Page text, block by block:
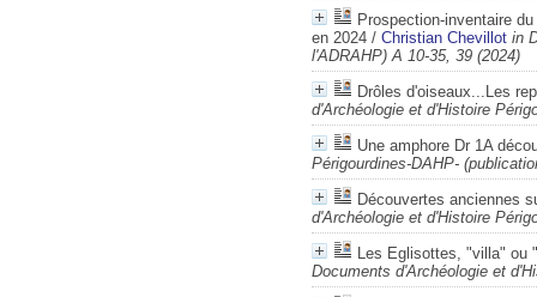
Prospection-inventaire
en 2024 / Christian Chevillot in
l'ADRAHP) A 10-35, 39 (2024)
Drôles d'oiseaux...Les
d'Archéologie et d'Histoire
Une amphore Dr 1A
Périgourdines-DAHP-
Découvertes anciennes
d'Archéologie et d'Histoire
Les Eglisottes, "villa" ou
Documents d'Archéologie et